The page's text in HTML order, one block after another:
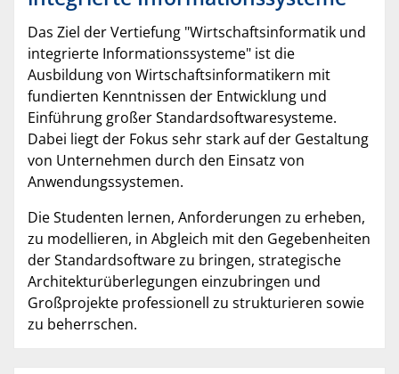
Das Ziel der Vertiefung "Wirtschaftsinformatik und
integrierte Informationssysteme" ist die
Ausbildung von Wirtschaftsinformatikern mit
fundierten Kenntnissen der Entwicklung und
Einführung großer Standardsoftwaresysteme.
Dabei liegt der Fokus sehr stark auf der Gestaltung
von Unternehmen durch den Einsatz von
Anwendungssystemen.
Die Studenten lernen, Anforderungen zu erheben,
zu modellieren, in Abgleich mit den Gegebenheiten
der Standardsoftware zu bringen, strategische
Architekturüberlegungen einzubringen und
Großprojekte professionell zu strukturieren sowie
zu beherrschen.